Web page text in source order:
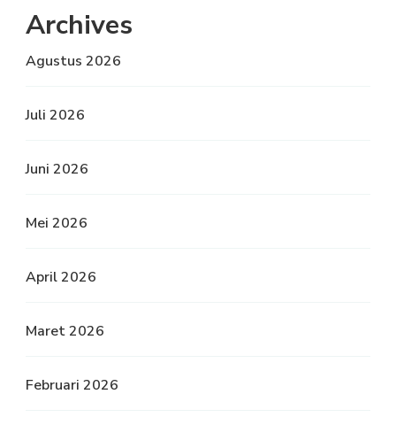
Archives
Agustus 2026
Juli 2026
Juni 2026
Mei 2026
April 2026
Maret 2026
Februari 2026